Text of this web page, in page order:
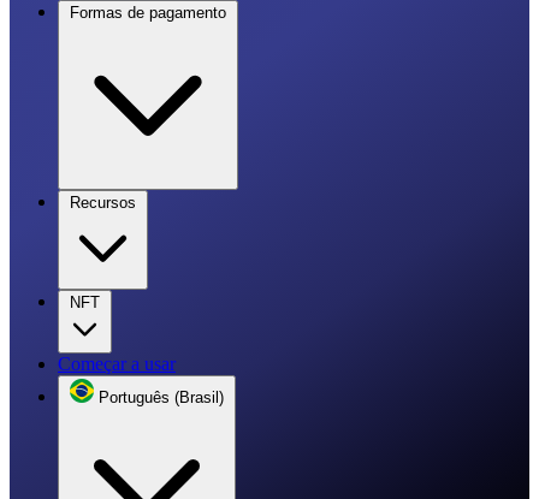
Formas de pagamento
Recursos
NFT
Começar a usar
Português (Brasil)